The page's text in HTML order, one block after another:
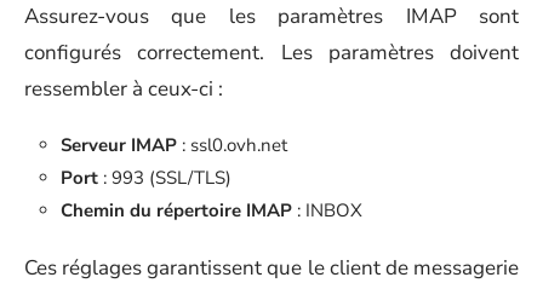
Assurez-vous que les paramètres IMAP sont
configurés correctement. Les paramètres doivent
ressembler à ceux-ci :
Serveur IMAP : ssl0.ovh.net
Port : 993 (SSL/TLS)
Chemin du répertoire IMAP : INBOX
Ces réglages garantissent que le client de messagerie